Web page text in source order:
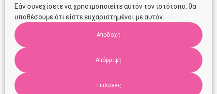
Εάν συνεχίσετε να χρησιμοποιείτε αυτόν τον ιστότοπο, θα
υποθέσουμε ότι είστε ευχαριστημένοι με αυτόν.
Αποδοχή
Απόρριψη
Επιλογές